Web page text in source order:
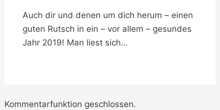
Auch dir und denen um dich herum – einen
guten Rutsch in ein – vor allem – gesundes
Jahr 2019! Man liest sich…
Kommentarfunktion geschlossen.